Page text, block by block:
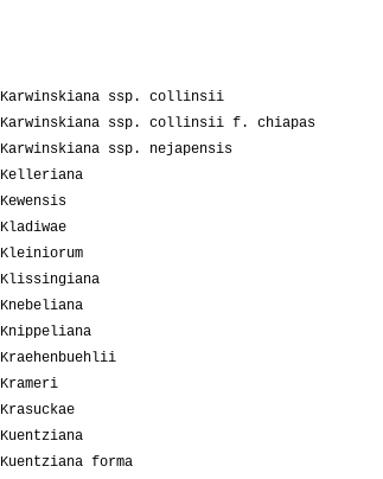
Karwinskiana ssp. collinsii
Karwinskiana ssp. collinsii f. chiapas
Karwinskiana ssp. nejapensis
Kelleriana
Kewensis
Kladiwae
Kleiniorum
Klissingiana
Knebeliana
Knippeliana
Kraehenbuehlii
Krameri
Krasuckae
Kuentziana
Kuentziana forma